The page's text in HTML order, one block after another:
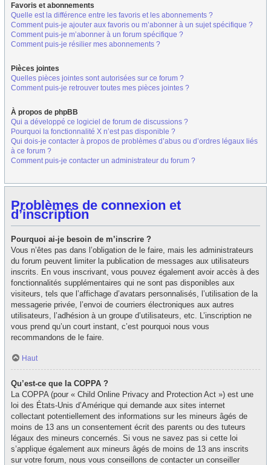
Favoris et abonnements
Quelle est la différence entre les favoris et les abonnements ?
Comment puis-je ajouter aux favoris ou m’abonner à un sujet spécifique ?
Comment puis-je m’abonner à un forum spécifique ?
Comment puis-je résilier mes abonnements ?
Pièces jointes
Quelles pièces jointes sont autorisées sur ce forum ?
Comment puis-je retrouver toutes mes pièces jointes ?
À propos de phpBB
Qui a développé ce logiciel de forum de discussions ?
Pourquoi la fonctionnalité X n’est pas disponible ?
Qui dois-je contacter à propos de problèmes d’abus ou d’ordres légaux liés
à ce forum ?
Comment puis-je contacter un administrateur du forum ?
Problèmes de connexion et
d’inscription
Pourquoi ai-je besoin de m’inscrire ?
Vous n’êtes pas dans l’obligation de le faire, mais les administrateurs
du forum peuvent limiter la publication de messages aux utilisateurs
inscrits. En vous inscrivant, vous pouvez également avoir accès à des
fonctionnalités supplémentaires qui ne sont pas disponibles aux
visiteurs, tels que l’affichage d’avatars personnalisés, l’utilisation de la
messagerie privée, l’envoi de courriers électroniques aux autres
utilisateurs, l’adhésion à un groupe d’utilisateurs, etc. L’inscription ne
vous prend qu’un court instant, c’est pourquoi nous vous
recommandons de le faire.
Haut
Qu’est-ce que la COPPA ?
La COPPA (pour « Child Online Privacy and Protection Act ») est une
loi des États-Unis d’Amérique qui demande aux sites internet
collectant potentiellement des informations sur les mineurs âgés de
moins de 13 ans un consentement écrit des parents ou des tuteurs
légaux des mineurs concernés. Si vous ne savez pas si cette loi
s’applique également aux mineurs âgés de moins de 13 ans inscrits
sur votre forum, nous vous conseillons de contacter un conseiller